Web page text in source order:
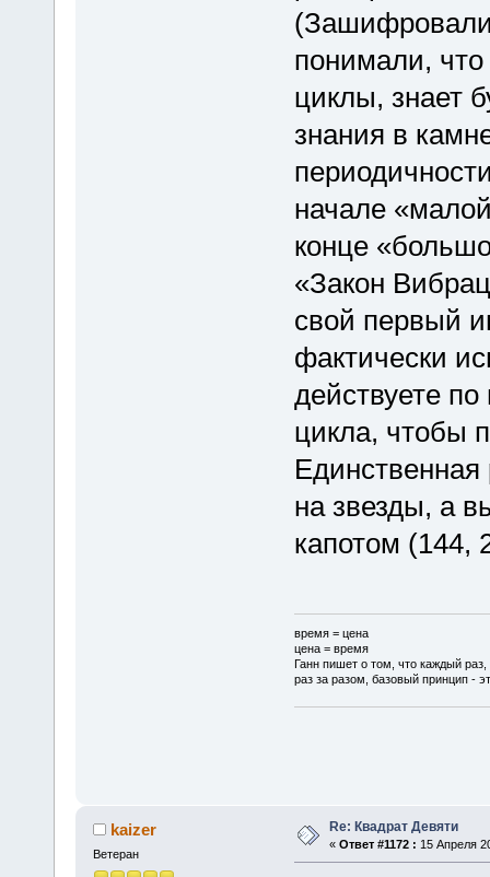
понимали, что
циклы, знает
знания в
начале
конце
«Закон
свой первый
фактически
действуете
цикла, чтобы
на звезды, а
капотом (144,
время = цена
цена = время
Ганн пишет о том, что каждый
раз за разом, базовый принцип -
kaizer
Ветеран
Re: Квадрат Девяти
« Ответ #1172 : 15 Апреля